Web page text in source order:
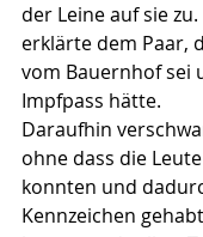
der Leine auf sie
erklärte dem Paar,
vom Bauernhof sei
Impfpass hätte.
Daraufhin
ohne dass die
konnten und
Kennzeichen